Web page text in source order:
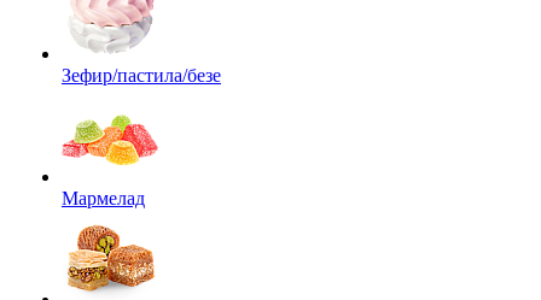
Зефир/пастила/безе
Мармелад